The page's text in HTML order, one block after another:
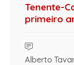
Tenente-
primeiro
Alberto